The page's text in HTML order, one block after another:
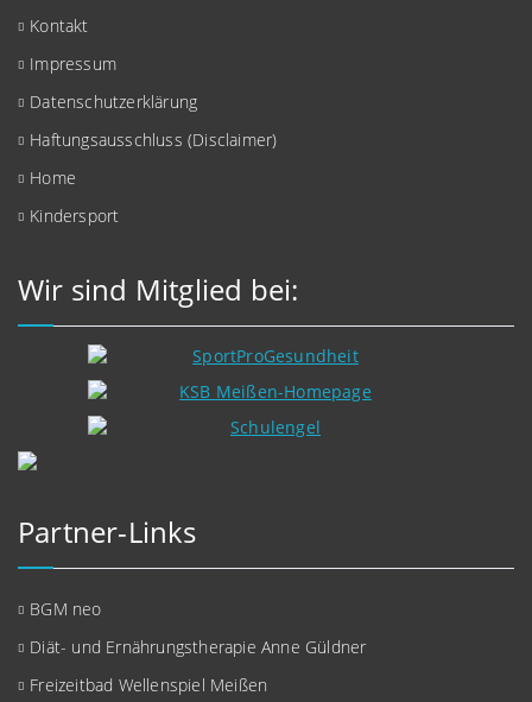
Kontakt
Impressum
Datenschutzerklärung
Haftungsausschluss (Disclaimer)
Home
Kindersport
Wir sind Mitglied bei:
Partner-Links
BGM neo
Diät- und Ernährungstherapie Anne Güldner
Freizeitbad Wellenspiel Meißen